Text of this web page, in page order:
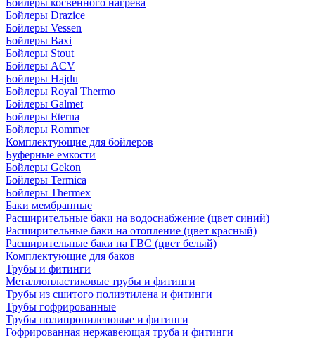
Бойлеры косвенного нагрева
Бойлеры Drazice
Бойлеры Vessen
Бойлеры Baxi
Бойлеры Stout
Бойлеры ACV
Бойлеры Hajdu
Бойлеры Royal Thermo
Бойлеры Galmet
Бойлеры Eterna
Бойлеры Rommer
Комплектующие для бойлеров
Буферные емкости
Бойлеры Gekon
Бойлеры Termica
Бойлеры Thermex
Баки мембранные
Расширительные баки на водоснабжение (цвет синий)
Расширительные баки на отопление (цвет красный)
Расширительные баки на ГВС (цвет белый)
Комплектующие для баков
Трубы и фитинги
Металлопластиковые трубы и фитинги
Трубы из сшитого полиэтилена и фитинги
Трубы гофрированные
Трубы полипропиленовые и фитинги
Гофрированная нержавеющая труба и фитинги